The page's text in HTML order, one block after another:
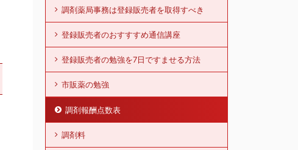
調剤薬局事務は登録販売者を取得すべき
登録販売者のおすすすめ通信講座
登録販売者の勉強を7日ですませる方法
市販薬の勉強
調剤報酬点数表
調剤料